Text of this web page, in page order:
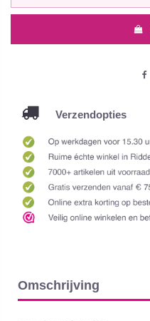
Verzendopties
Omschrijving